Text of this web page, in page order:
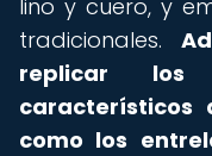
lino y cuero, y
tradicionales.
replicar los
característicos
como los